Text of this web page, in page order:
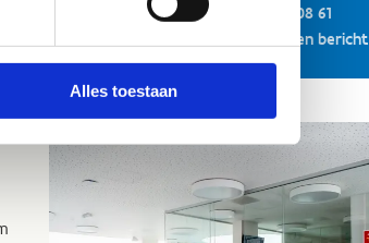
Alles toestaan
050 35 08 61
Stuur een bericht